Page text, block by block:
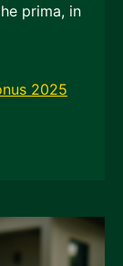
prima, in
2025